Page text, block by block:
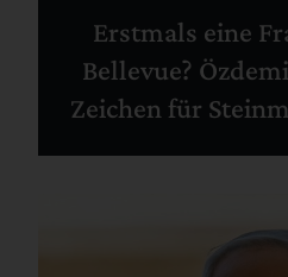
Erstmals eine
Bellevue?
Zeichen für